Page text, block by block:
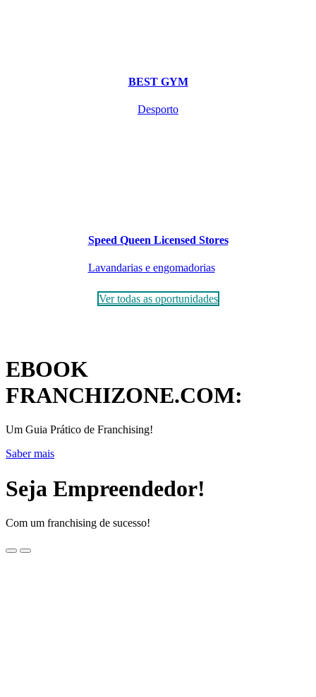
BEST GYM
Desporto
Speed Queen Licensed Stores
Lavandarias e engomadorias
Ver todas as oportunidades
EBOOK
FRANCHIZONE.COM:
Um Guia Prático de Franchising!
Saber mais
Seja Empreendedor!
Com um franchising de sucesso!